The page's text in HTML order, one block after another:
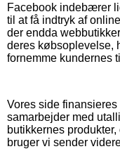
Facebook indebærer
til at få indtryk af
der endda
deres købsoplevelse,
fornemme kundernes
Vores side
samarbejder med
butikkernes
bruger vi sender